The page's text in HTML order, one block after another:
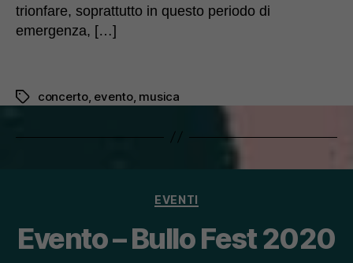
trionfare, soprattutto in questo periodo di
emergenza, […]
Tag concerto, evento, musica
Categorie
EVENTI
Evento – Bullo Fest 2020